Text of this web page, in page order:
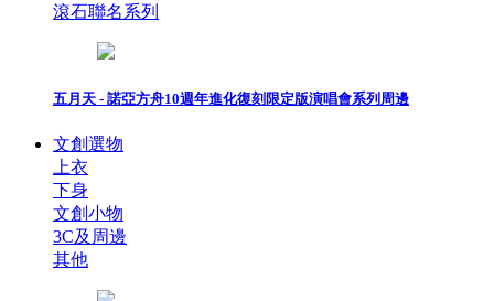
滾石聯名系列
五月天 - 諾亞方舟10週年進化復刻限定版演唱會系列周邊
文創選物
上衣
下身
文創小物
3C及周邊
其他